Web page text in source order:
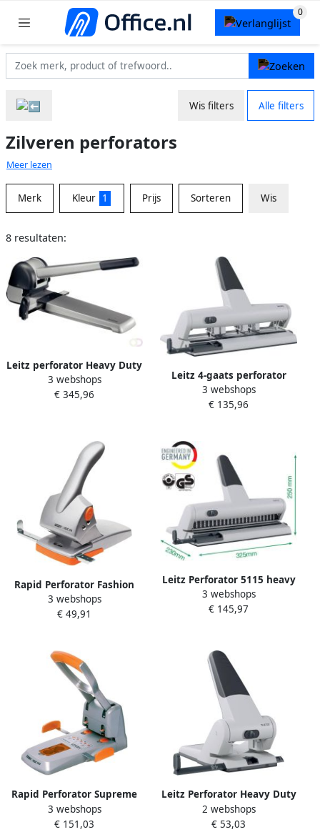
Wis filters Alle filters
Zilveren perforators
Meer lezen
Merk Kleur 1 Prijs Sorteren Wis
8 resultaten:
Leitz perforator Heavy Duty
5182 perforator 5182
3 webshops
€ 345,96
Leitz 4-gaats perforator
Heavy Duty 5114 perforator
3 webshops
€ 135,96
Rapid Perforator Fashion
HDC65 heavy duty 65 vel
zilver oranje
3 webshops
€ 49,91
Leitz Perforator 5115 heavy
duty 23 gaats zilver
3 webshops
€ 145,97
Rapid Perforator Supreme
HDC150 2 heavy duty 2-
gaats 150 vel zilver oranje
3 webshops
€ 151,03
Leitz Perforator Heavy Duty
5180 2-gaats 65vel zilver
2 webshops
€ 53,03